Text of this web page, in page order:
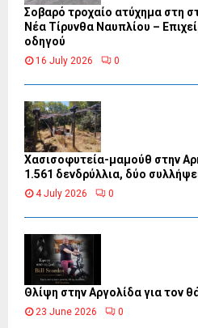
Σοβαρό τροχαίο ατύχημα στη
Νέα Τίρυνθα Ναυπλίου –
οδηγού
16 July 2026 0
Χασισοφυτεία-μαμούθ στην
1.561 δενδρύλλια, δύο
4 July 2026 0
Θλίψη στην Αργολίδα για τον
23 June 2026 0